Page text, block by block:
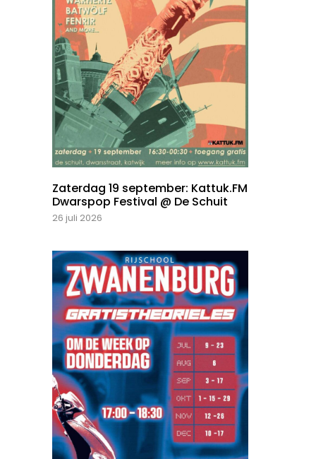
Zaterdag 19 september: Kattuk.FM
Dwarspop Festival @ De Schuit
26 juli 2026